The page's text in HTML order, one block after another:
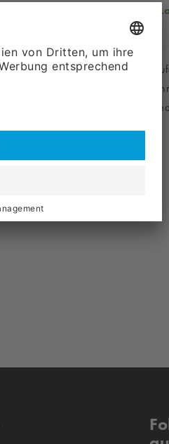
Auf
Sicher
Kauf auf
Shop